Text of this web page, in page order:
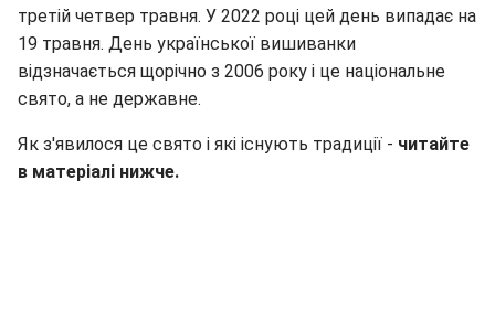
третій четвер травня. У 2022 році цей день випадає на
19 травня. День української вишиванки
відзначається щорічно з 2006 року і це національне
свято, а не державне.
Як з'явилося це свято і які існують традиції - читайте
в матеріалі нижче.